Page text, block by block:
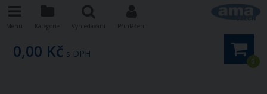
0
0,00 Kč s DPH
Menu Kategorie Vyhledávání Přihlášení